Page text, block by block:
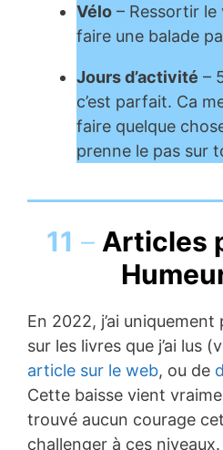
Vélo – Ressortir le
faire une balade
Jours d’activité –
c’est parfait. Ca
faire quelque
prenne le pas sur
11 – Articles
En 2022, j’ai
sur les livres que j’ai lus
article sur le web, ou de
Cette baisse vient
trouvé aucun courage
challenger à ces